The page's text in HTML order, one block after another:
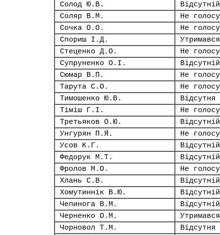
Солод Ю.В.
Відсутній
Соляр В.М.
Не
Сочка О.О.
Не
Спориш І.Д.
Утримався
Стеценко Д.О.
Не
Супруненко О.І.
Відсутній
Сюмар В.П.
Не
Тарута С.О.
Не
Тимошенко Ю.В.
Відсутня
Тіміш Г.І.
Не
Третьяков О.Ю.
Відсутній
Унгурян П.Я.
Не
Усов К.Г.
Відсутній
Федорук М.Т.
Відсутній
Фролов М.О.
Не
Хлань С.В.
Відсутній
Хомутиннік В.Ю.
Відсутній
Чепинога В.М.
Відсутній
Черненко О.М.
Утримався
Чорновол Т.М.
Відсутня